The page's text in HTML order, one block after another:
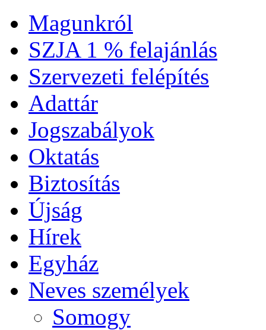
Magunkról
SZJA 1 % felajánlás
Szervezeti felépítés
Adattár
Jogszabályok
Oktatás
Biztosítás
Újság
Hírek
Egyház
Neves személyek
Somogy